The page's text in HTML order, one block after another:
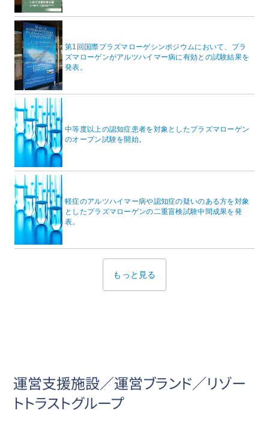
第1回国際プラズマローゲシンポジウムにおいて、プラ
ズマローゲンがアルツハイマー病に有効との試験結果を
発表。
中等度以上の認知症患者を対象としたプラズマローゲン
のオープン試験を開始。
軽症のアルツハイマー病や認知症の疑いのある方を対象
としたプラズマローゲンの二重盲検試験中間成果を発
表。
もっと見る
運営支援施設／運営ブランド／リゾー
トトラストグループ